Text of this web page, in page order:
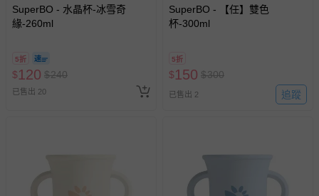
已拆封之以下類型商品：
-新生兒親膚衣物（嬰幼兒包巾與背巾、包屁衣、學習
-接觸性孕哺產品（奶嘴、奶瓶、擠乳器、哺乳衣、托腹
SuperBO - 水晶杯-冰雪奇
緣-260ml
5折
$120 $240
已售出 20
SuperBO - 【任】雙色
杯-300ml
5折
$150 $300
已售出 2 追蹤